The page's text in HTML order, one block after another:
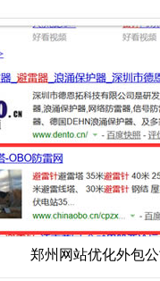
郑州网站优化外包公司